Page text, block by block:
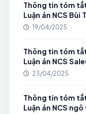
Thông tin tóm
Luận án NCS Bùi
19/04/2025
Thông tin tóm
Luận án NCS
23/04/2025
Thông tin tóm
Luận án NCS